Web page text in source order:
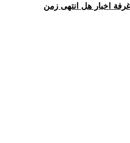
اخبار هل انتهى زمن